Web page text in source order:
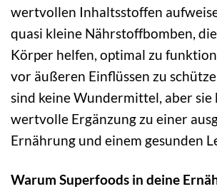
wertvollen Inhaltsstoffen
quasi kleine Nährstoffbomben,
Körper helfen, optimal zu
vor äußeren Einflüssen zu
sind keine Wundermittel, aber sie
wertvolle Ergänzung zu einer
Ernährung und einem gesunden
Warum Superfoods in deine